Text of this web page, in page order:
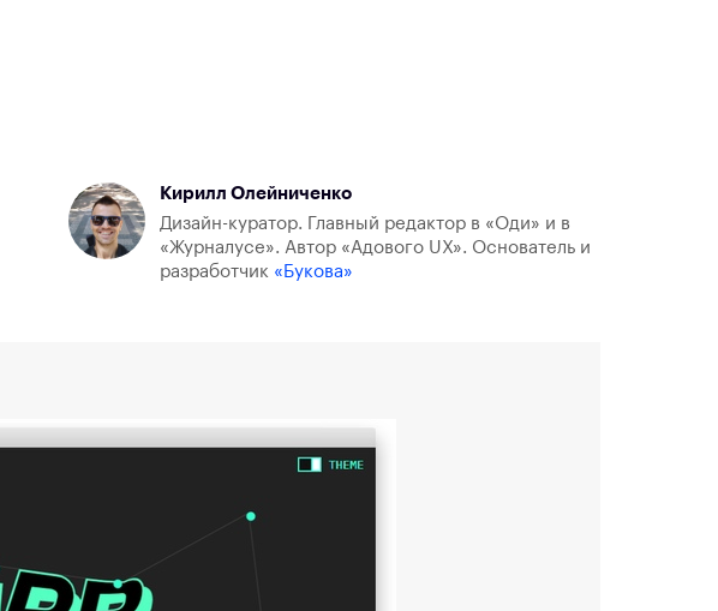
Кирилл Олейниченко
Дизайн-куратор. Главный редактор в «Оди» и в
«Журналусе». Автор «Адового UX». Основатель и
разработчик «Букова»